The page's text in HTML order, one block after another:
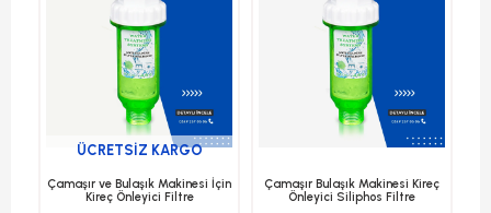
Çamaşır ve Bulaşık Makinesi İçin
Kireç Önleyici Filtre
ÜCRETSIZ KARGO
Çamaşır Bulaşık Makinesi Kireç
Önleyici Siliphos Filtre